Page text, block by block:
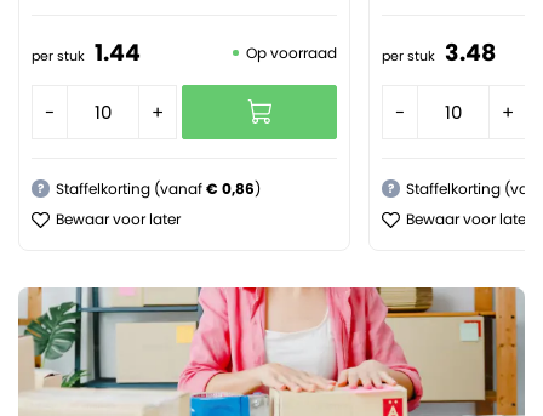
per stuk 1.44 Op voorraad
- +
? Staffelkorting (vanaf€ 0,86)
Bewaar voor later
per stuk 3.48
- +
?
Staffelkorting
Bewaar voor later